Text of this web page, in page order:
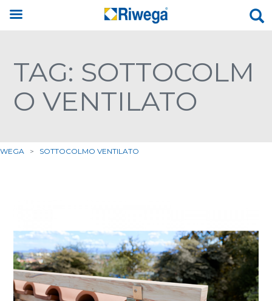
TAG: SOTTOCOLM
O VENTILATO
> SOTTOCOLMO VENTILATO